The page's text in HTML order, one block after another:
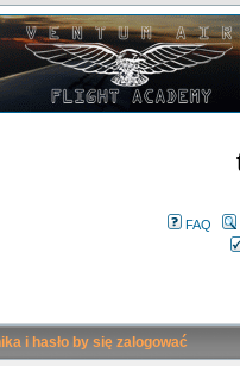
FAQ
i hasło by się zalogować